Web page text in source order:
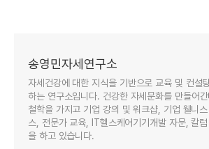
송영민자세연구소
자세건강에 대한 지식을 기반으로 교육 및 컨설
하는 연구소입니다. 건강한 자세문화를 만들어
철학을 가지고 기업 강의 및 워크샵, 기업 웰니스
스, 전문가 교육, IT헬스케어기기개발 자문, 칼
을 하고 있습니다.